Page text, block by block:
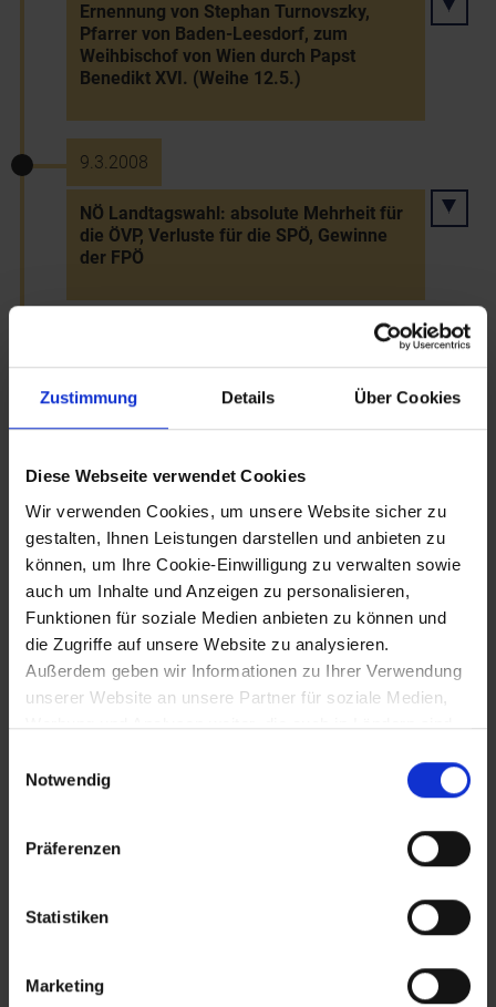
Zustimmung Details Über Cookies
Diese Webseite verwendet Cookies
Wir verwenden Cookies, um unsere Website sicher zu
gestalten, Ihnen Leistungen darstellen und anbieten zu
können, um Ihre Cookie-Einwilligung zu verwalten sowie
auch um Inhalte und Anzeigen zu personalisieren,
Funktionen für soziale Medien anbieten zu können und
die Zugriffe auf unsere Website zu analysieren.
Außerdem geben wir Informationen zu Ihrer Verwendung
unserer Website an unsere Partner für soziale Medien,
Werbung und Analysen weiter, die auch in Ländern sind,
gegeben ist, und in denen Sie Ihre Rechte uU nicht
effektiv durchsetzen können. Unsere Partner führen
diese Informationen möglicherweise mit weiteren Daten
zusammen, die Sie ihnen bereitgestellt haben oder die
haben.
Notwendig
Präferenzen
Statistiken
Marketing
Ernennung von Stephan Turnovszky,
Pfarrer von Baden-Leesdorf, zum
Weihbischof von Wien durch Papst
Benedikt XVI. (Weihe 12.5.)
9.3.2008
NÖ Landtagswahl: absolute Mehrheit für
die ÖVP, Verluste für die SPÖ, Gewinne
der FPÖ
Wintereinbruch mit bis zu 20 cm
Neuschnee
Bekanntwerden des Inzestfalls in
Amstetten
1.5.2008
Eröffnung des "Wasserpark Tulln"
(Gewässernetz der Tullner Au)